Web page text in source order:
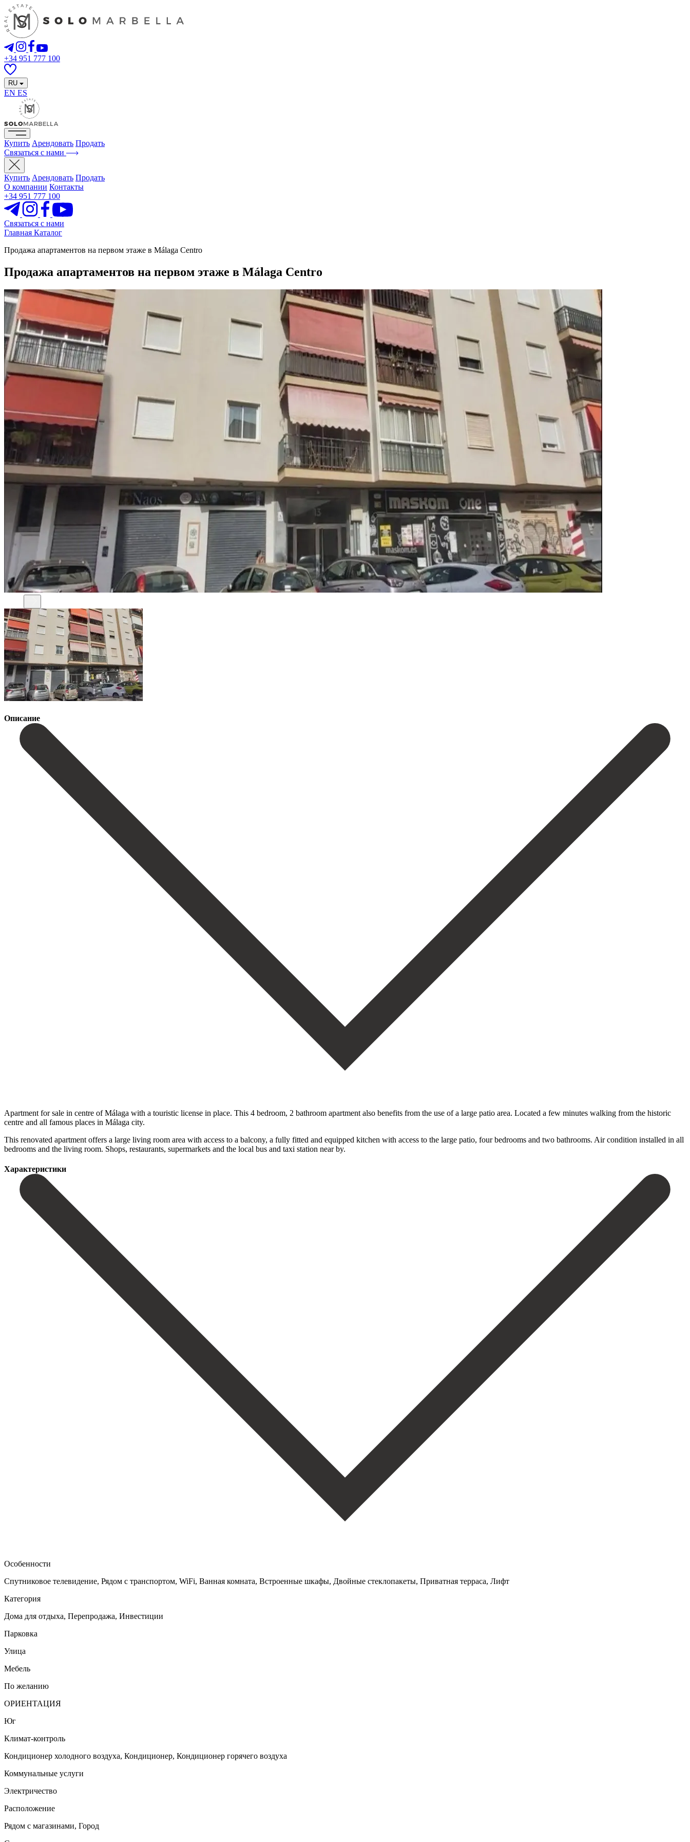
+34 951 777 100
RU
EN ES
Купить Арендовать Продать
Связаться с нами
Купить Арендовать Продать
О компании Контакты
+34 951 777 100
Связаться с нами
Главная Каталог
Продажа апартаментов на первом этаже в Málaga Centro
Продажа апартаментов на первом этаже в Málaga Centro
Описание
Apartment for sale in centre of Málaga with a touristic license in place. This 4 bedroom, 2 bathroom apartment also benefits from the use of a large patio area. Located a few minutes walking from the historic
centre and all famous places in Málaga city.
This renovated apartment offers a large living room area with access to a balcony, a fully fitted and equipped kitchen with access to the ‌large ‌patio, ‌four ‌bedrooms and ‌two bathrooms. ‌Air condition installed in all
bedrooms and the ‌living room. ‌Shops, restaurants, ‌supermarkets and the ‌local ‌bus ‌and ‌taxi ‌station ‌near ‌by.
Характеристики
Особенности
Спутниковое телевидение, Рядом с транспортом, WiFi, Ванная комната, Встроенные шкафы, Двойные стеклопакеты, Приватная терраса, Лифт
Категория
Дома для отдыха, Перепродажа, Инвестиции
Парковка
Улица
Мебель
По желанию
ОРИЕНТАЦИЯ
Юг
Климат-контроль
Кондиционер холодного воздуха, Кондиционер, Кондиционер горячего воздуха
Коммунальные услуги
Электричество
Расположение
Рядом с магазинами, Город